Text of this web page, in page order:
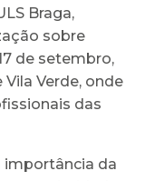
Braga,
sobre
de setembro,
Verde, onde
das
importância da